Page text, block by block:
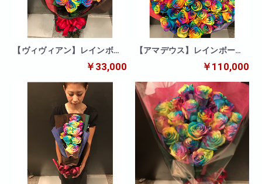
【ヴィヴィアン】レインボー
￥33,000
【アマデウス】レインボーロ
￥110,000